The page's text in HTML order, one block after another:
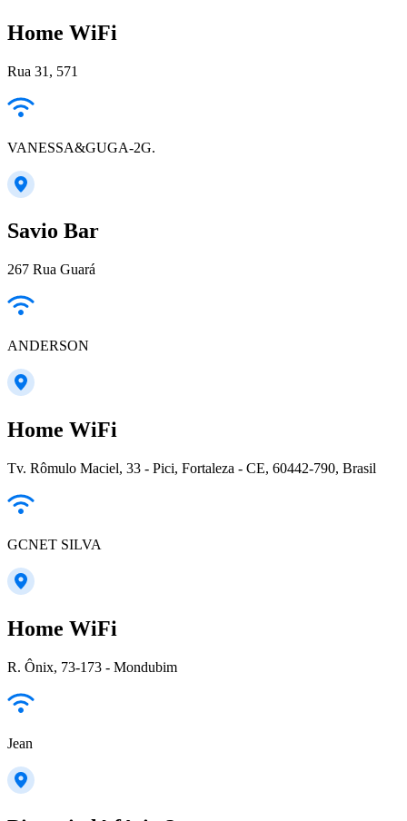
Home WiFi
Rua 31, 571
VANESSA&GUGA-2G.
Savio Bar
267 Rua Guará
ANDERSON
Home WiFi
Tv. Rômulo Maciel, 33 - Pici, Fortaleza - CE, 60442-790, Brasil
GCNET SILVA
Home WiFi
R. Ônix, 73-173 - Mondubim
Jean